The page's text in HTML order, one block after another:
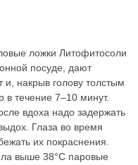
ложки Литофитосоли
посуде, дают
и, накрыв голову толстым
течение 7–10 минут.
вдоха надо задержать
Глаза во время
их покраснения.
выше 38°C паровые